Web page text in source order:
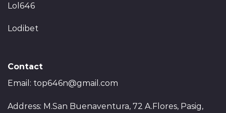
Lol646
Lodibet
Contact
Email: top646n@gmail.com
Address: M.San Buenaventura, 72 A.Flores, Pasig,